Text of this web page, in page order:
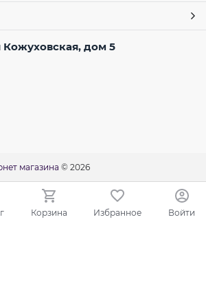
Кожуховская, дом 5
магазина © 2026
Корзина Избранное Войти